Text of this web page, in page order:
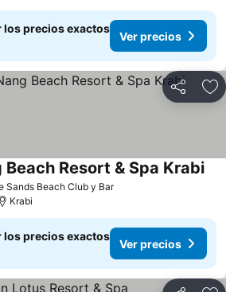
los precios exactos
Ver precios
Compartir
Sands Beach Club y BarVer precios
Resort & Spa Krabi
Krabi
los precios exactos
Ver precios